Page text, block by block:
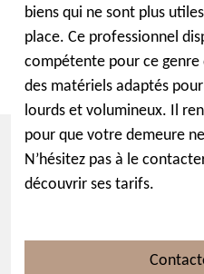
biens qui ne sont plus
place. Ce professionnel
compétente pour ce genre
des matériels adaptés
lourds et volumineux. Il
pour que votre demeure
N’hésitez pas à le
découvrir ses tarifs.